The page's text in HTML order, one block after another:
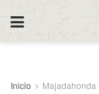
Inicio Majadahonda